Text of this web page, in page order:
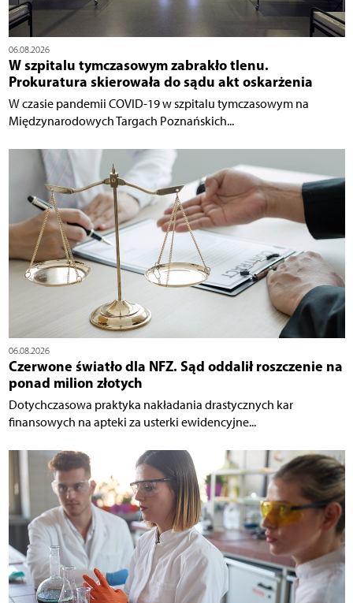
06.08.2026
W szpitalu tymczasowym zabrakło tlenu.
Prokuratura skierowała do sądu akt oskarżenia
W czasie pandemii COVID-19 w szpitalu tymczasowym na
Międzynarodowych Targach Poznańskich...
06.08.2026
Czerwone światło dla NFZ. Sąd oddalił roszczenie na
ponad milion złotych
Dotychczasowa praktyka nakładania drastycznych kar
finansowych na apteki za usterki ewidencyjne...